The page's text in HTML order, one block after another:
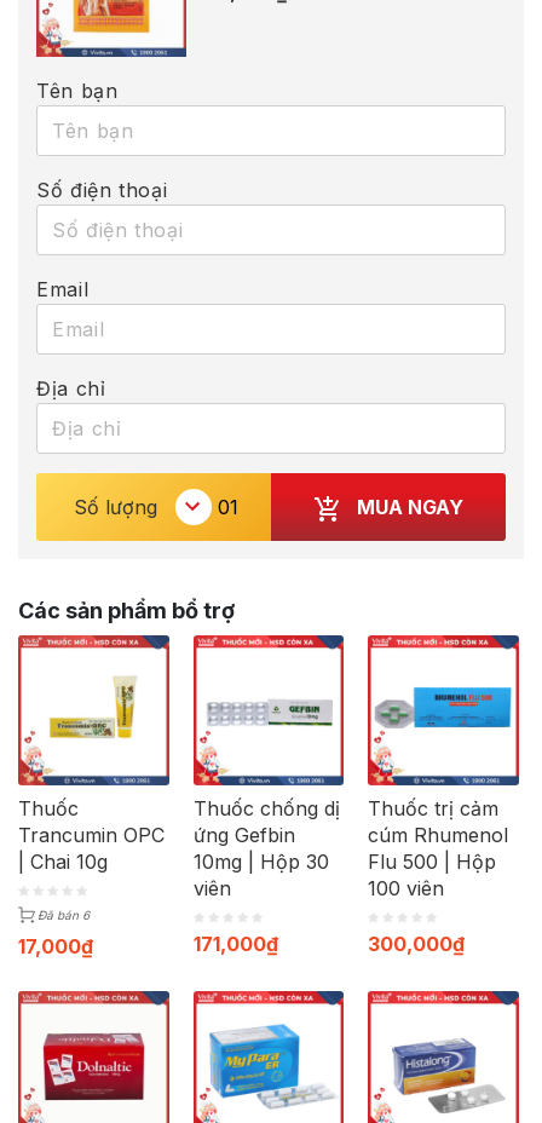
Tên bạn
Số điện thoại
Email
Địa chỉ
Số lượng MUA NGAY
Các sản phẩm bổ trợ
Thuốc
Trancumin OPC
| Chai 10g
Đã bán 6
17,000₫
Thuốc chống dị
ứng Gefbin
10mg | Hộp 30
viên
171,000₫
Thuốc trị cảm
cúm Rhumenol
Flu 500 | Hộp
100 viên
300,000₫